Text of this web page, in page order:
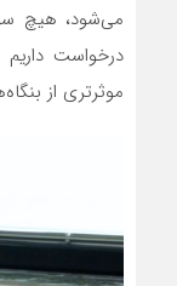
می‌شود، هیچ
درخواست
موثرتری از